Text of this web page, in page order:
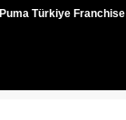
Puma Türkiye Franchise